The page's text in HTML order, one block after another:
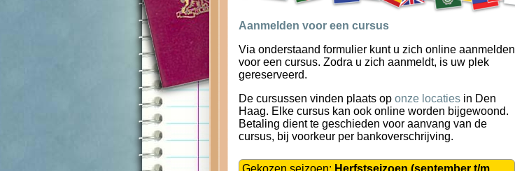
Aanmelden voor een cursus
Via onderstaand formulier kunt u zich online aanmelden
voor een cursus. Zodra u zich aanmeldt, is uw plek
gereserveerd.
De cursussen vinden plaats op onze locaties in Den
Haag. Elke cursus kan ook online worden bijgewoond.
Betaling dient te geschieden voor aanvang van de
cursus, bij voorkeur per bankoverschrijving.
Gekozen seizoen: Herfstseizoen (september t/m